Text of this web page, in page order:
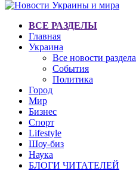
ВСЕ РАЗДЕЛЫ
Главная
Украина
Все новости раздела
События
Политика
Город
Мир
Бизнес
Спорт
Lifestyle
Шоу-биз
Наука
БЛОГИ ЧИТАТЕЛЕЙ